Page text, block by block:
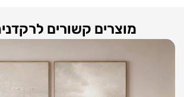
מוצרים קשורים